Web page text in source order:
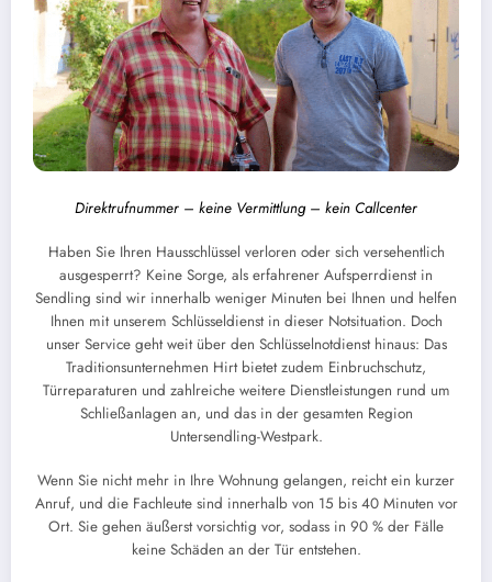
Direktrufnummer – keine Vermittlung – kein Callcenter
Haben Sie Ihren Hausschlüssel verloren oder sich versehentlich
ausgesperrt? Keine Sorge, als erfahrener Aufsperrdienst in
Sendling sind wir innerhalb weniger Minuten bei Ihnen und helfen
Ihnen mit unserem Schlüsseldienst in dieser Notsituation. Doch
unser Service geht weit über den Schlüsselnotdienst hinaus: Das
Traditionsunternehmen Hirt bietet zudem Einbruchschutz,
Türreparaturen und zahlreiche weitere Dienstleistungen rund um
Schließanlagen an, und das in der gesamten Region
Untersendling-Westpark.
Wenn Sie nicht mehr in Ihre Wohnung gelangen, reicht ein kurzer
Anruf, und die Fachleute sind innerhalb von 15 bis 40 Minuten vor
Ort. Sie gehen äußerst vorsichtig vor, sodass in 90 % der Fälle
keine Schäden an der Tür entstehen.